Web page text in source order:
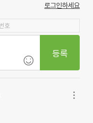
로그인하세요
등록